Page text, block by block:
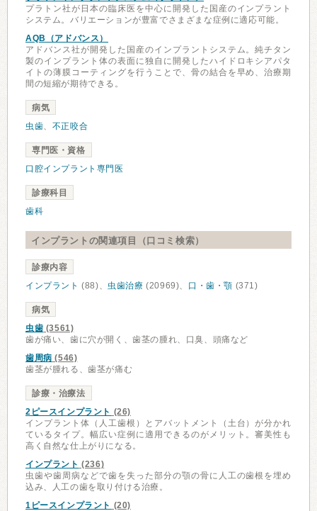
プラトン社が日本の臨床医を中心に開発した国産のインプラント
システム。バリエーションが豊富でさまざまな症例に適応可能。
AQB（アドバンス）
アドバンス社が開発した国産のインプラントシステム。純チタン
製のインプラント体の表面に独自に開発したハイドロキシアパタ
イトの薄膜コーティングを行うことで、骨の結合を早め、治療期
間の短縮が期待できる。
病気
虫歯、 不正咬合
専門医・資格
口腔インプラント専門医
診療科目
歯科
インプラントの関連項目（口コミ検索）
診療内容
インプラント (88)、 虫歯治療 (20969)、 口・歯・顎 (371)
病気
虫歯 (3561)
歯が痛い、歯に穴が開く、歯茎の腫れ、口臭、頭痛など
歯周病 (546)
歯茎が腫れる、歯茎が痛む
診療・治療法
2ピースインプラント (26)
インプラント体（人工歯根）とアバットメント（土台）が分かれ
ているタイプ。幅広い症例に適用できるのがメリット。審美性も
高く自然な仕上がりになる。
インプラント (236)
虫歯や歯周病などで歯を失った部分の顎の骨に人工の歯根を埋め
込み、人工の歯を取り付ける治療。
1ピースインプラント (20)